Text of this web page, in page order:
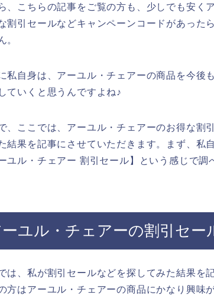
、こちらの記事をご覧の方も、少しでも安く
割引セールなどキャンペーンコードがあった
。
私自身は、アーユル・チェアーの商品を今後
ていくと思うんですよね♪
、ここでは、アーユル・チェアーのお得な割
結果を記事にさせていただきます。まず、私
ユル・チェアー 割引セール】という感じで調
ユル・チェアーの割引セー
は、私が割引セールなどを探してみた結果を
方はアーユル・チェアーの商品にかなり興味